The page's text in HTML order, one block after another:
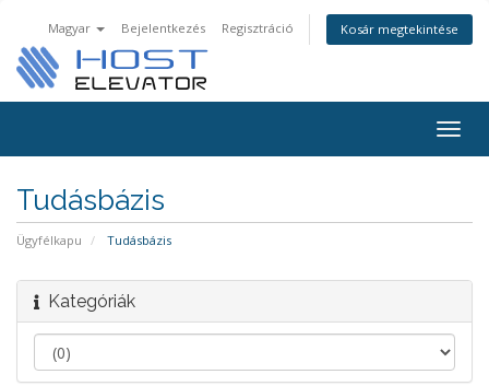
Magyar Bejelentkezés Regisztráció Kosár megtekintése
Tudásbázis
Ügyfélkapu Tudásbázis
Kategóriák